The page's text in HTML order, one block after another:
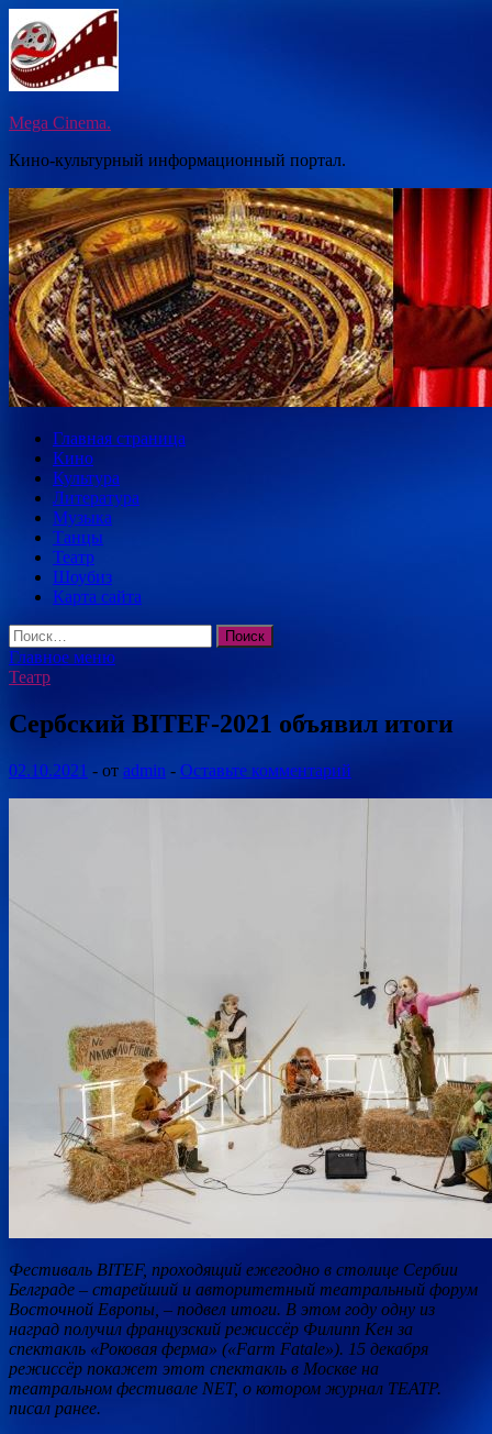
Перейти
к
содержимому
Mega Cinema.
Кино-культурный информационный портал.
Главная страница
Кино
Культура
Литература
Музыка
Танцы
Театр
Шоубиз
Карта сайта
Найти:
Главное меню
Театр
Сербский BITEF-2021 объявил итоги
02.10.2021 - от admin - Оставьте комментарий
Фестиваль BITEF, проходящий ежегодно в столице Сербии
Белграде – старейший и авторитетный театральный форум
Восточной Европы, – подвел итоги. В этом году одну из
наград получил французский режиссёр Филипп Кен за
спектакль «Роковая ферма» («Farm Fatale»). 15 декабря
режиссёр покажет этот спектакль в Москве на
театральном фестивале NET, о котором журнал ТЕАТР.
писал ранее.